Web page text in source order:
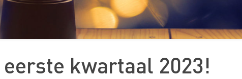
eerste kwartaal 2023!